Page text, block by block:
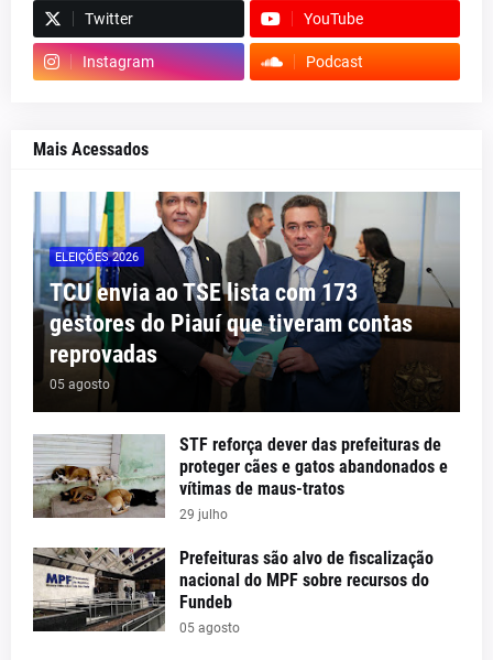
Twitter YouTube
Instagram Podcast
Mais Acessados
ELEIÇÕES 2026
TCU envia ao TSE lista com 173
gestores do Piauí que tiveram contas
reprovadas
05 agosto
STF reforça dever das prefeituras de
proteger cães e gatos abandonados e
vítimas de maus-tratos
29 julho
Prefeituras são alvo de fiscalização
nacional do MPF sobre recursos do
Fundeb
05 agosto